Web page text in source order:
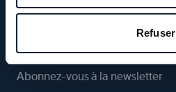
Refuser
Suivez-nous
Abonnez-vous à la newsletter